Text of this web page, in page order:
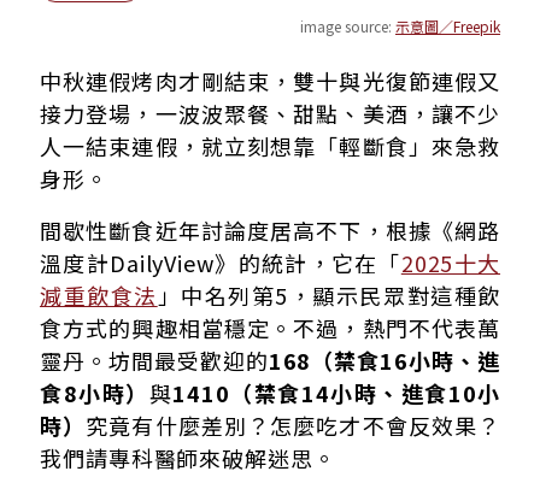
image source: 示意圖／Freepik
斷食迷思破解：時間長短不如「吃得對」
輕斷食3大疑問 醫師解答
斷食只是工具，別當成萬靈丹
中秋連假烤肉才剛結束，雙十與光復節連假又
接力登場，一波波聚餐、甜點、美酒，讓不少
人一結束連假，就立刻想靠「輕斷食」來急救
身形。
間歇性斷食近年討論度居高不下，根據《網路
溫度計DailyView》的統計，它在「2025十大
減重飲食法 」中名列第5，顯示民眾對這種飲
食方式的興趣相當穩定。不過，熱門不代表萬
靈丹。坊間最受歡迎的168（禁食16小時、進
食8小時） 與1410（禁食14小時、進食10小
時） 究竟有什麼差別？怎麼吃才不會反效果？
我們請專科醫師來破解迷思。